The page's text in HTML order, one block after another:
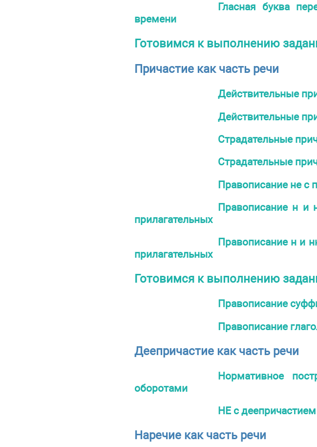
Гласная буква
времени
Готовимся к выполнению
Причастие как часть речи
Действительные
Действительные
Страдательные
Страдательные
Правописание не с
Правописание н и
прилагательных
Правописание н и
прилагательных
Готовимся к выполнению
Правописание
Правописание
Деепричастие как часть речи
Нормативное
оборотами
НЕ с деепричастием
Наречие как часть речи